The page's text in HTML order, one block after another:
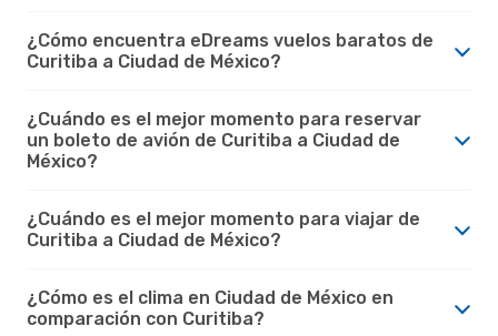
¿Cómo encuentra eDreams vuelos baratos de
Curitiba a Ciudad de México?
¿Cuándo es el mejor momento para reservar
un boleto de avión de Curitiba a Ciudad de
México?
¿Cuándo es el mejor momento para viajar de
Curitiba a Ciudad de México?
¿Cómo es el clima en Ciudad de México en
comparación con Curitiba?